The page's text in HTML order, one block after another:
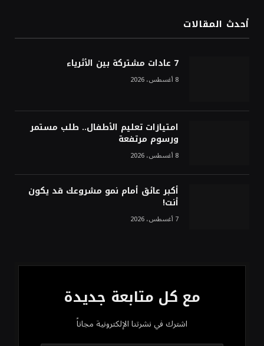
ترقب تطورات الوساطة بشأن الحرب
أحدث المقالات
7 عادات مشتركة بين الأثرياء
8 أغسطس، 2026
امتيازات تعليم الأطفال.. طلب مستمر
ورسوم مرتفعة
8 أغسطس، 2026
أكبر عائق أمام نمو مشروعك قد يكون
أنت!
7 أغسطس، 2026
مع كل متابعة جديدة
اشترك في نشرتنا الإلكترونية مجاناً